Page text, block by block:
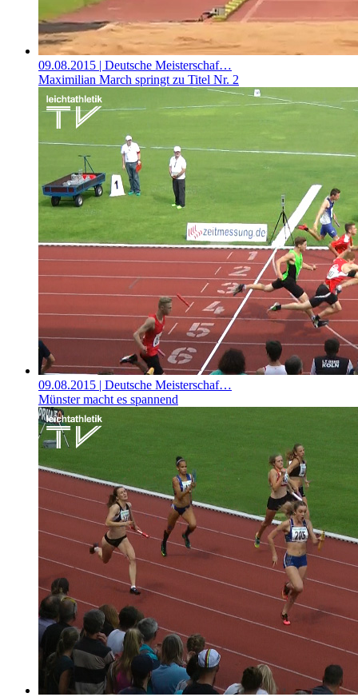
09.08.2015 | Deutsche Meisterschaf…
Maximilian March springt zu Titel Nr. 2
09.08.2015 | Deutsche Meisterschaf…
Münster macht es spannend